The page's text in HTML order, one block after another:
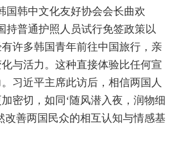
国韩中文化友好协会会长曲欢
持普通护照人员试行免签政策以
许多韩国青年前往中国旅行，亲
与活力。这种直接体验比任何宣
习近平主席此访后，相信两国人
密切，如同‘随风潜入夜，润物细
改善两国民众的相互认知与情感基